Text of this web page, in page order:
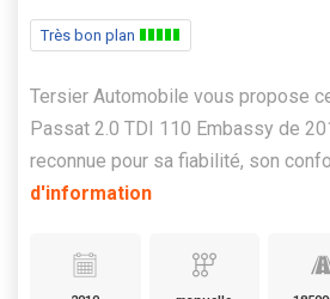
Très bon plan
Tersier Automobile vous propose
Passat 2.0 TDI 110 Embassy de
reconnue pour sa fiabilité, son
d'information